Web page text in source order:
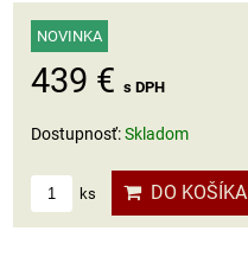
NOVINKA
439 € s DPH
Dostupnosť:Skladom
ks DO KOŠÍKA